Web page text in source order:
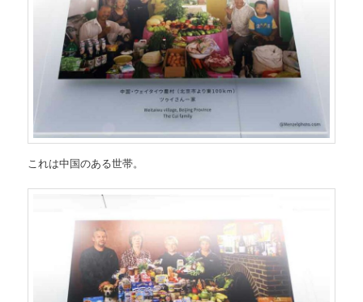
これは中国のある世帯。